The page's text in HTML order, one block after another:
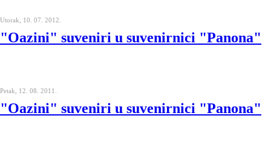
Utorak, 10. 07. 2012.
"Oazini" suveniri u suvenirnici "Panona"
Petak, 12. 08. 2011.
"Oazini" suveniri u suvenirnici "Panona"